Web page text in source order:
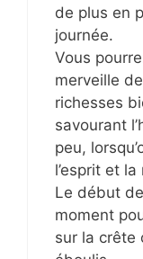
de plus en
journée.
Vous
merveille
richesses
savourant
peu,
l’esprit et
Le début
moment
sur la crête